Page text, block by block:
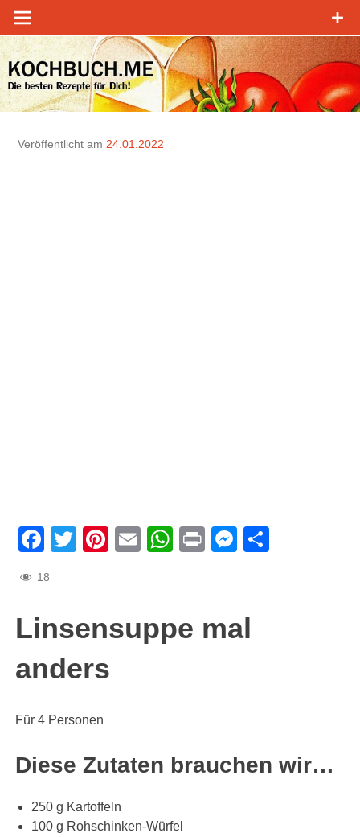
Zum
Inhalt
springen
Veröffentlicht am 24.01.2022
Facebook
TwitterPinterest
EmailWhatsApp
Print
18
Linsensuppe mal
anders
Für 4 Personen
Diese Zutaten brauchen wir…
250 g Kartoffeln
100 g Rohschinken-Würfel